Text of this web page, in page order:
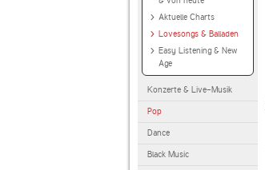
Aktuelle Charts
Lovesongs & Balladen
Easy Listening & New
Age
Konzerte & Live-Musik
Pop
Dance
Black Music